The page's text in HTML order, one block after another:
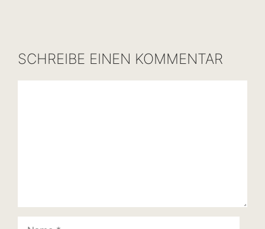
SCHREIBE EINEN KOMMENTAR